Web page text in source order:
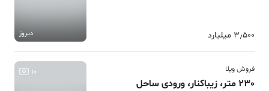
3٫500 میلیارد دیروز
فروش ویلا
230 متر، زیباکنار، ورودی ساحل
10